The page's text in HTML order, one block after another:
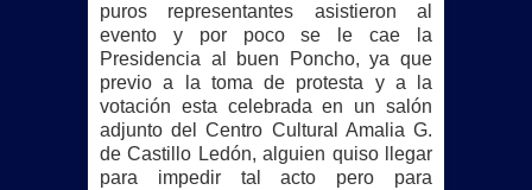
puros representantes asistieron al
evento y por poco se le cae
la
Presidencia al buen Poncho, ya que
previo a la toma de protesta y a la
votación esta celebrada en un salón
adjunto del Centro Cultural Amalia G.
de Castillo Ledón, alguien quiso llegar
para impedir tal acto pero para